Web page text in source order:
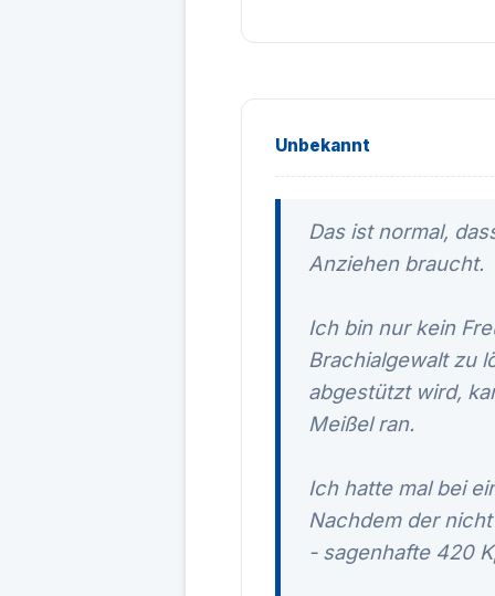
Unbekannt
Das ist normal,
Anziehen braucht.
Ich bin nur kein
Brachialgewalt zu
abgestützt wird,
Meißel ran.
Ich hatte mal bei
Nachdem der
- sagenhafte 420